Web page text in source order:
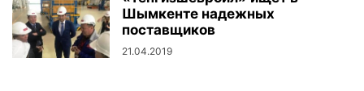
Шымкенте надежных
поставщиков
21.04.2019